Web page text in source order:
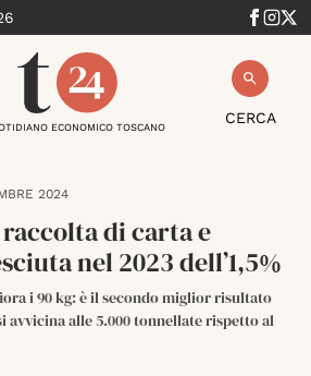
CERCA
ECONOMICO TOSCANO
2024
di carta e
nel 2023 dell’1,5%
i 90 kg: è il secondo miglior risultato
avvicina alle 5.000 tonnellate rispetto al